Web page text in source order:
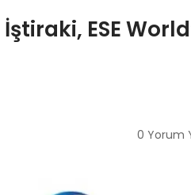
ESE
0 Yorum